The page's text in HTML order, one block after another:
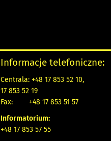
Informacje telefoniczne:
Centrala: +48 17 853 52 10,
17 853 52 19
Fax:
+48 17 853 51 57
Informatorium:
+48 17 853 57 55